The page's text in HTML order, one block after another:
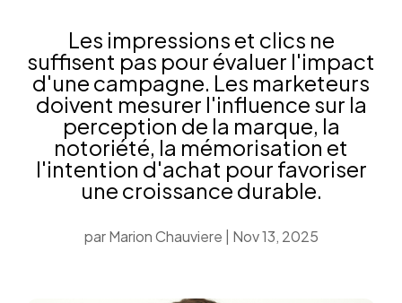
Les impressions et clics ne
suffisent pas pour évaluer l'impact
d'une campagne. Les marketeurs
doivent mesurer l'influence sur la
perception de la marque, la
notoriété, la mémorisation et
l'intention d'achat pour favoriser
une croissance durable.
parMarion Chauviere Nov 13, 2025